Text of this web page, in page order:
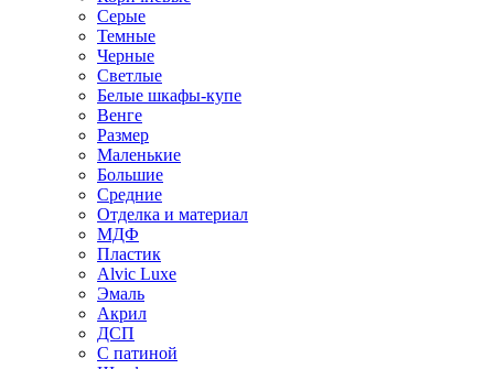
Серые
Темные
Черные
Светлые
Белые шкафы-купе
Венге
Размер
Маленькие
Большие
Средние
Отделка и материал
МДФ
Пластик
Alvic Luxe
Эмаль
Акрил
ДСП
С патиной